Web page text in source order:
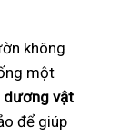
không
một
dương vật
để giúp